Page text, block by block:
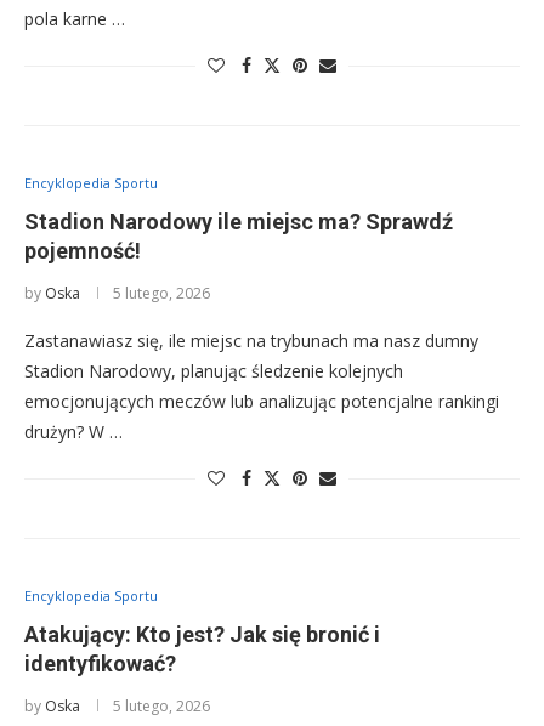
pola karne …
Encyklopedia Sportu
Stadion Narodowy ile miejsc ma? Sprawdź
pojemność!
by Oska 5 lutego, 2026
Zastanawiasz się, ile miejsc na trybunach ma nasz dumny
Stadion Narodowy, planując śledzenie kolejnych
emocjonujących meczów lub analizując potencjalne rankingi
drużyn? W …
Encyklopedia Sportu
Atakujący: Kto jest? Jak się bronić i
identyfikować?
by Oska 5 lutego, 2026